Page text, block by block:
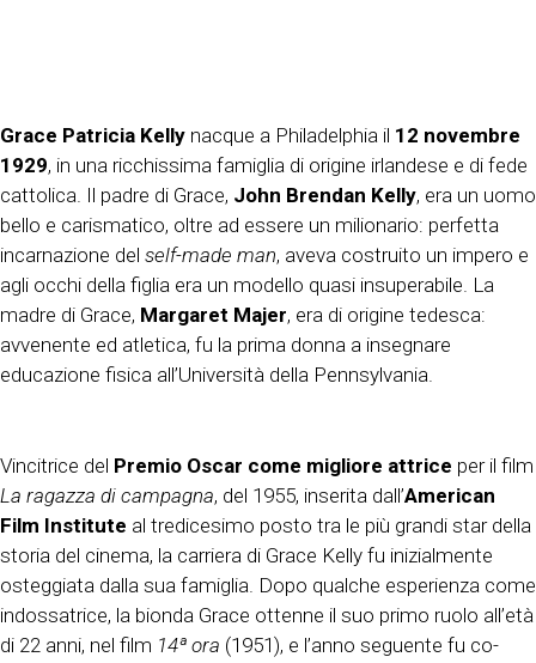
Grace Patricia Kelly nacque a Philadelphia il 12 novembre
1929, in una ricchissima famiglia di origine irlandese e di fede
cattolica. Il padre di Grace, John Brendan Kelly, era un uomo
bello e carismatico, oltre ad essere un milionario: perfetta
incarnazione del self-made man, aveva costruito un impero e
agli occhi della figlia era un modello quasi insuperabile. La
madre di Grace, Margaret Majer, era di origine tedesca:
avvenente ed atletica, fu la prima donna a insegnare
educazione fisica all’Università della Pennsylvania.
Vincitrice del Premio Oscar come migliore attrice per il film
La ragazza di campagna, del 1955, inserita dall’American
Film Institute al tredicesimo posto tra le più grandi star della
storia del cinema, la carriera di Grace Kelly fu inizialmente
osteggiata dalla sua famiglia. Dopo qualche esperienza come
indossatrice, la bionda Grace ottenne il suo primo ruolo all’età
di 22 anni, nel film 14ª ora (1951), e l’anno seguente fu co-